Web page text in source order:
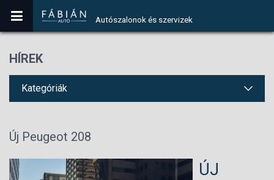
Autószalonok és szervizek
HÍREK
Kategóriák
Új Peugeot 208
ÚJ